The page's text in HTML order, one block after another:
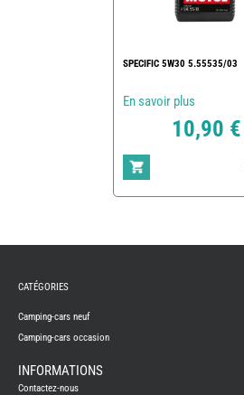
SPECIFIC 5W30 5.55535/03
En savoir plus
10,90 €
CAMPING-
NEUFS
CAMPING-
CAMPING-
CATÉGORIES
Camping-cars neuf
Camping-cars occasion
INFORMATIONS
Contactez-nous